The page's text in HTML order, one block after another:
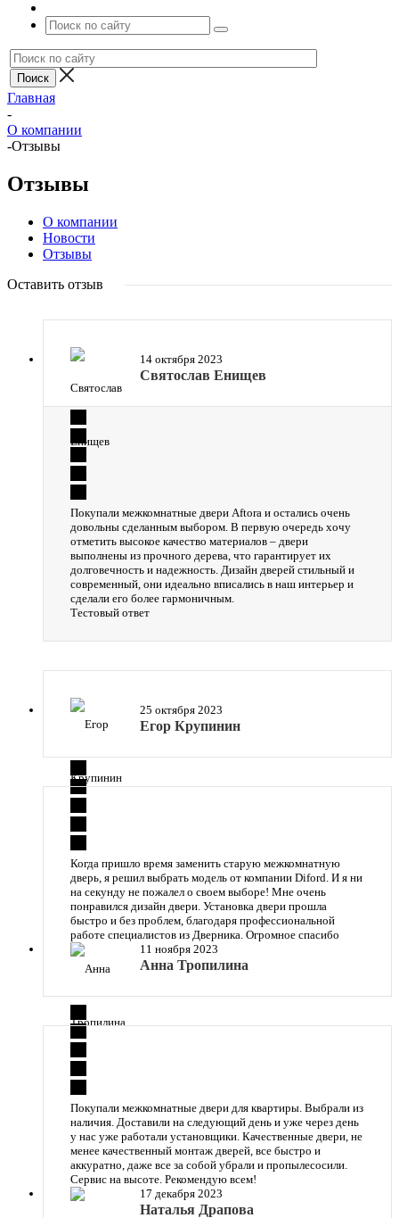
Главная
-
О компании
-Отзывы
Отзывы
О компании
Новости
Отзывы
Оставить отзыв
14 октября 2023
Святослав Енищев
Покупали межкомнатные двери Aftora и остались очень
довольны сделанным выбором. В первую очередь хочу
отметить высокое качество материалов – двери
выполнены из прочного дерева, что гарантирует их
долговечность и надежность. Дизайн дверей стильный и
современный, они идеально вписались в наш интерьер и
сделали его более гармоничным.
Тестовый ответ
25 октября 2023
Егор Крупинин
Когда пришло время заменить старую межкомнатную
дверь, я решил выбрать модель от компании Diford. И я ни
на секунду не пожалел о своем выборе! Мне очень
понравился дизайн двери. Установка двери прошла
быстро и без проблем, благодаря профессиональной
работе специалистов из Дверника. Огромное спасибо
11 ноября 2023
Анна Тропилина
Покупали межкомнатные двери для квартиры. Выбрали из
наличия. Доставили на следующий день и уже через день
у нас уже работали установщики. Качественные двери, не
менее качественный монтаж дверей, все быстро и
аккуратно, даже все за собой убрали и пропылесосили.
Сервис на высоте. Рекомендую всем!
17 декабря 2023
Наталья Драпова